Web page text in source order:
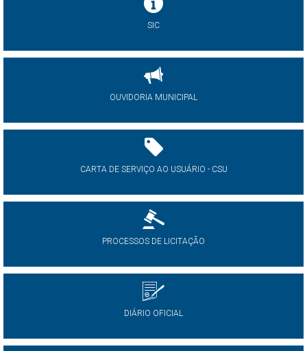
SIC
OUVIDORIA MUNICIPAL
CARTA DE SERVIÇO AO USUÁRIO - CSU
PROCESSOS DE LICITAÇÃO
DIÁRIO OFICIAL